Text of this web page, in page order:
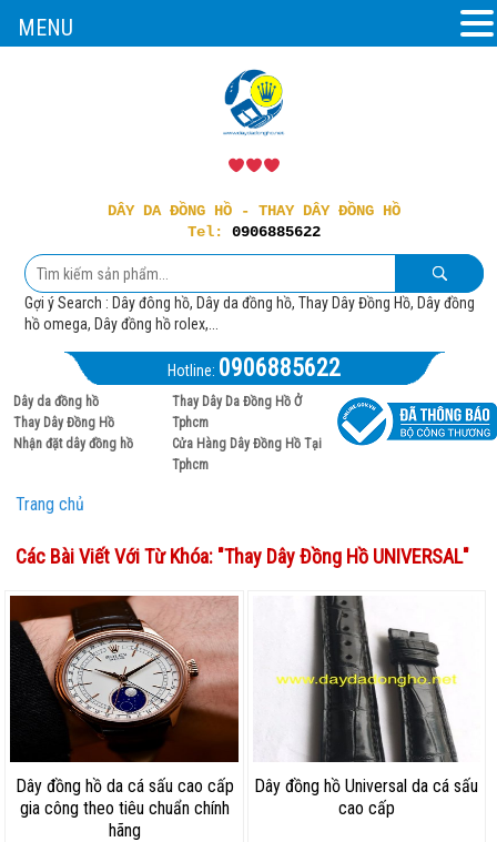
DÂY DA ĐỒNG HỒ - THAY DÂY ĐỒNG HỒ
Tel: 0906885622
Gợi ý Search : Dây đông hồ, Dây da đồng hồ, Thay Dây Đồng Hồ, Dây đồng
hồ omega, Dây đồng hồ rolex,...
Hotline: 0906885622
Dây da đồng hồ
Thay Dây Đồng Hồ
Nhận đặt dây đồng hồ
Thay Dây Da Đồng Hồ Ở
Tphcm
Cửa Hàng Dây Đồng Hồ Tại
Tphcm
Trang chủ
Các Bài Viết Với Từ Khóa: "Thay Dây Đồng Hồ UNIVERSAL"
Dây đồng hồ da cá sấu cao cấp
gia công theo tiêu chuẩn chính
hãng
Dây đồng hồ Universal da cá sấu
cao cấp
MENU